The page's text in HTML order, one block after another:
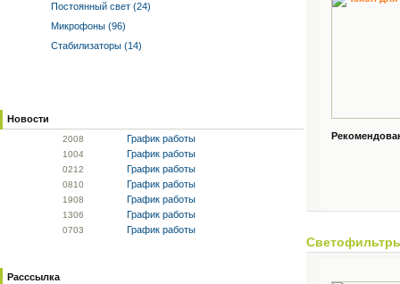
Постоянный свет (24)
Микрофоны (96)
Стабилизаторы (14)
Новости
2008 График работы
1004 График работы
0212 График работы
0810 График работы
1908 График работы
1306 График работы
0703 График работы
Расссылка